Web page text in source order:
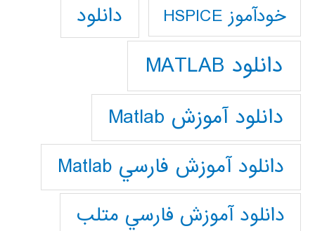
خودآموز HSPICE دانلود
دانلود MATLAB
دانلود آموزش Matlab
دانلود آموزش فارسي Matlab
دانلود آموزش فارسي متلب